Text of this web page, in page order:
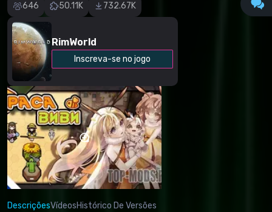
646 50.11K 732.67K
RimWorld
Inscreva-se no jogo
DescriçõesVídeosHistórico De Versões